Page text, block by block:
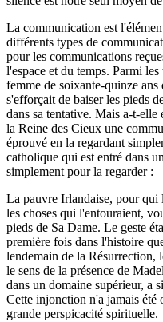
La communication est
différents types de
pour les communications
l'espace et du temps. Parmi
femme de soixante-quinze
s'efforçait de baiser les pieds
dans sa tentative. Mais a-t-elle
la Reine des Cieux une
éprouvé en la regardant
catholique qui est entré dans
simplement pour la regarder :
La pauvre Irlandaise, pour qui
les choses qui l'entouraient,
pieds de Sa Dame. Le geste
première fois dans l'histoire
lendemain de la Résurrection,
le sens de la présence de
dans un domaine supérieur, a
Cette injonction n'a jamais été
grande perspicacité spirituelle.